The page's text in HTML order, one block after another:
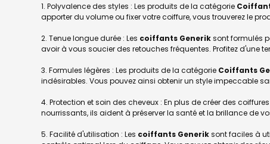
1. Polyvalence des styles : Les produits de la catégorie
apporter du volume ou fixer votre coiffure, vous trouverez le
2. Tenue longue durée : Les coiffants Generiksont formulés
avoir à vous soucier des retouches fréquentes. Profitez d'une
3. Formules légères : Les produits de la catégorie Coiffants
indésirables. Vous pouvez ainsi obtenir un style impeccable
4. Protection et soin des cheveux : En plus de créer des
nourrissants, ils aident à préserver la santé et la brillance de
5. Facilité d'utilisation : Les coiffants Generiksont faciles à